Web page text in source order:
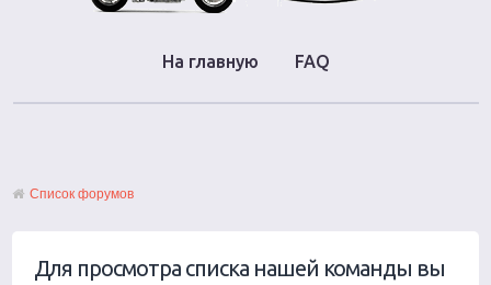
На главную FAQ
Список форумов
Для просмотра списка нашей команды вы